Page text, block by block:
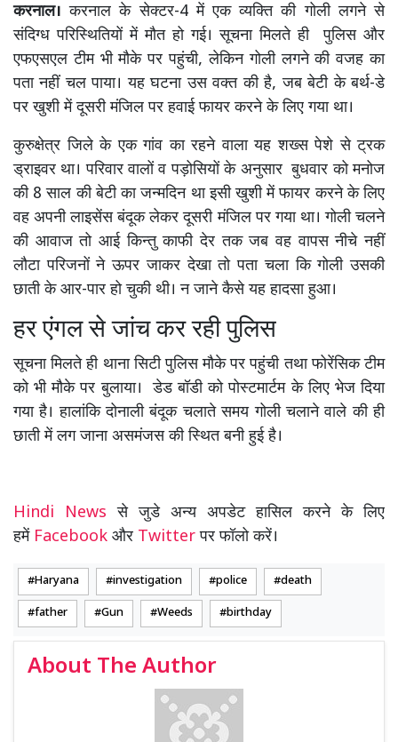
करनाल। करनाल के सेक्टर-4 में एक व्यक्ति की गोली लगने से
संदिग्ध परिस्थितियों में मौत हो गई। सूचना मिलते ही पुलिस और
एफएसएल टीम भी मौके पर पहुंची, लेकिन गोली लगने की वजह का
पता नहीं चल पाया। यह घटना उस वक्त की है, जब बेटी के बर्थ-डे
पर खुशी में दूसरी मंजिल पर हवाई फायर करने के लिए गया था।
कुरुक्षेत्र जिले के एक गांव का रहने वाला यह शख्स पेशे से ट्रक
ड्राइवर था। परिवार वालों व पड़ोसियों के अनुसार बुधवार को मनोज
की 8 साल की बेटी का जन्मदिन था इसी खुशी में फायर करने के लिए
वह अपनी लाइसेंस बंदूक लेकर दूसरी मंजिल पर गया था। गोली चलने
की आवाज तो आई किन्तु काफी देर तक जब वह वापस नीचे नहीं
लौटा परिजनों ने ऊपर जाकर देखा तो पता चला कि गोली उसकी
छाती के आर-पार हो चुकी थी। न जाने कैसे यह हादसा हुआ।
हर एंगल से जांच कर रही पुलिस
सूचना मिलते ही थाना सिटी पुलिस मौके पर पहुंची तथा फोरेंसिक टीम
को भी मौके पर बुलाया। डेड बॉडी को पोस्टमार्टम के लिए भेज दिया
गया है। हालांकि दोनाली बंदूक चलाते समय गोली चलाने वाले की ही
छाती में लग जाना असमंजस की स्थित बनी हुई है।
Hindi Newsसे जुडे अन्य अपडेट हासिल करने के लिए
हमें Facebook और Twitterपर फॉलो करें।
Haryana investigation police death
father Gun Weeds birthday
About The Author